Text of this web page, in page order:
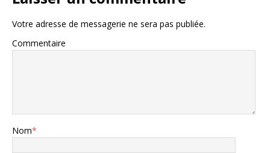
Votre adresse de messagerie ne sera pas publiée.
Commentaire
Nom*